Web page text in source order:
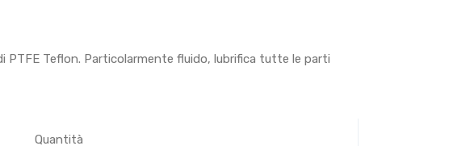
PTFE Teflon. Particolarmente fluido, lubrifica tutte le parti
Quantità